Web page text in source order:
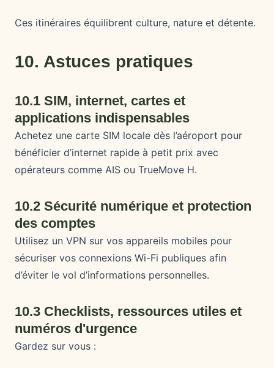
Ces itinéraires équilibrent culture, nature et détente.
10. Astuces pratiques
10.1 SIM, internet, cartes et
applications indispensables
Achetez une carte SIM locale dès l’aéroport pour
bénéficier d’internet rapide à petit prix avec
opérateurs comme AIS ou TrueMove H.
10.2 Sécurité numérique et protection
des comptes
Utilisez un VPN sur vos appareils mobiles pour
sécuriser vos connexions Wi-Fi publiques afin
d’éviter le vol d’informations personnelles.
10.3 Checklists, ressources utiles et
numéros d'urgence
Gardez sur vous :